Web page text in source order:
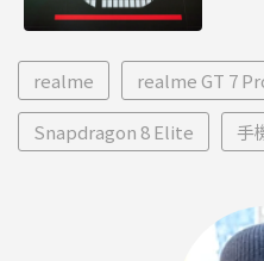
realme realme GT 7
Snapdragon 8 Elite 手